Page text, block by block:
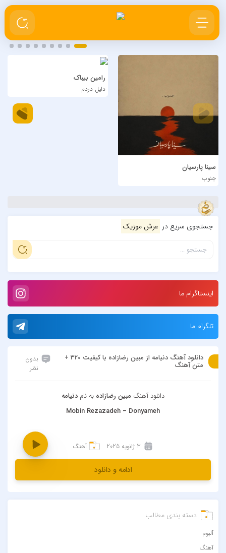
سینا پارسیان
جنوب
رامین بیباک
دلیل دردم
جستجوی سریع در عرش موزیک
اینستاگرام ما
تلگرام ما
دانلود آهنگ دنیامه از مبین رضازاده با کیفیت 320 +
متن آهنگ
بدون
نظر
دانلود آهنگ مبین رضازاده به نام دنیامه
Mobin Rezazadeh – Donyameh
3 ژانویه 2025 آهنگ
ادامه و دانلود
دسته بندی مطالب
آلبوم
آهنگ